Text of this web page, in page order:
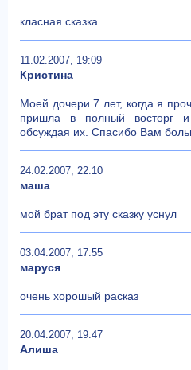
класная сказка
11.02.2007, 19:09
Кристина
Моей дочери 7 лет, когда я
пришла в полный восторг
обсуждая их. Спасибо Вам
24.02.2007, 22:10
маша
мой брат под эту сказку уснул
03.04.2007, 17:55
маруся
очень хорошый расказ
20.04.2007, 19:47
Алиша